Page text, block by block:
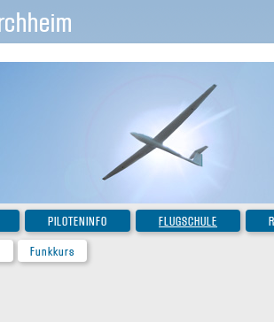
PILOTENINFO FLUGSCHULE
Funkkurs